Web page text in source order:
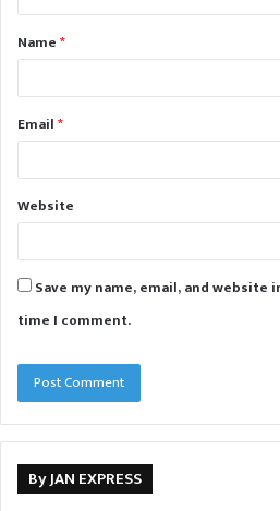
t
*Name*
Email*
Website
Save my name, email, and
time I comment.
By JAN EXPRESS